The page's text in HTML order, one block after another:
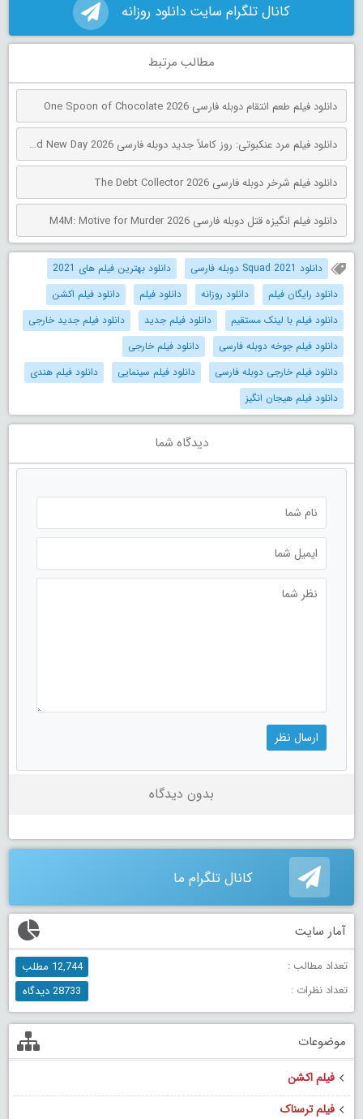
کانال تلگرام سایت دانلود روزانه
مطالب مرتبط
دانلود فیلم طعم انتقام دوبله فارسی One Spoon of Chocolate 2026
دانلود فیلم مرد عنکبوتی: روز کاملاً جدید دوبله فارسی Spider-Man: Brand New Day 2026
دانلود فیلم شرخر دوبله فارسی The Debt Collector 2026
دانلود فیلم انگیزه قتل دوبله فارسی M4M: Motive for Murder 2026
دانلود Squad 2021 دوبله فارسی
دانلود بهترین فیلم های 2021
دانلود رایگان فیلم
دانلود روزانه دانلود فیلم
دانلود فیلم اکشن
دانلود فیلم با لینک مستقیم
دانلود فیلم جدید
دانلود فیلم جدید خارجی
دانلود فیلم جوخه دوبله فارسی
دانلود فیلم خارجی
دانلود فیلم خارجی دوبله فارسی
دانلود فیلم سینمایی
دانلود فیلم هندی
دانلود فیلم هیجان انگیز
دیدگاه شما
بدون دیدگاه
کانال تلگرام ما
آمار سایت
تعداد مطالب :
12,744 مطلب
تعداد نظرات :
28733 دیدگاه
موضوعات
فیلم اکشن
فیلم ترسناک